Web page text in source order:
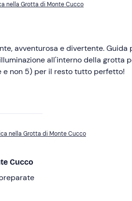
nella Grotta di Monte Cucco
avventurosa e divertente. Guida
all'interno della grotta
non 5) per il resto tutto perfetto!
nella Grotta di Monte Cucco
Cucco